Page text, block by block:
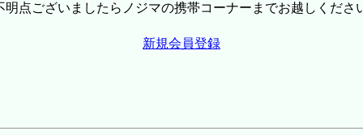
点ございましたらノジマの携帯コーナーまでお越しくださ
新規会員登録